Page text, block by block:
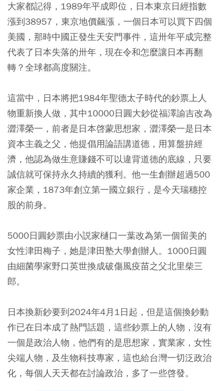
大家都記得，1989年平成即位，日本東京日經指數
漲到38957，東京地價飆漲，一個日本可以買下四個
美國，那時中國正發生天安門事件，這卅年平成完整
代表了日本失落的卅年，現在令和怎麼讓日本再翻
轉？全球都高度關注。
這當中，日本將把1984年聖德太子時代的鈔票上人
物重新換人做，其中10000日圓大鈔從福澤諭吉改為
澀澤榮一，前者是日本啓蒙思想家，澀澤榮一是日本
資本主義之父，他提倡用論語講道德，用算盤拚經
濟，他認為做生意賺錢不可以違背道德的底線，只要
誠信就可保持永久持續的獲利。他一生創辦超過500
家企業，1873年創立第一國立銀行，是今天瑞穗控
股的前身。
5000日圓鈔票由小説家樋口一葉改為第一個留美的
女性津田梅子，她是津田塾大學創辦人。1000日圓
由細菌學家野口英世換成破傷風疫苗之父北里柴三
郎。
日本換新鈔要到2024年4月1日起，但是這個換鈔動
作已在日本成了熱門話題，這些鈔票上的人物，沒有
一個是政治人物，他們有的是思想家，實業家，女性
尖端人物，及生物科技專家，這也給台灣一切泛政治
化，每個人天天都在討論政治，多了一些啓發。